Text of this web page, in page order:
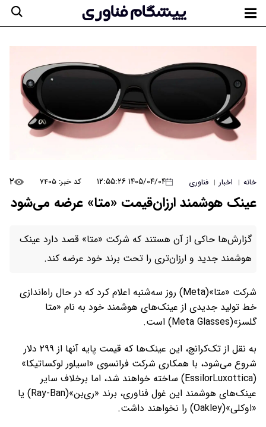
خانه | اخبار | فناوری ۱۴۰۵/۰۴/۰۴ ۱۲:۵۵:۲۶ کد خبر: ۷۴۰۵ ۲
عینک هوشمند ارزان‌قیمت «متا» عرضه می‌شود
گزارش‌ها حاکی از آن هستند که شرکت «متا» قصد دارد عینک
هوشمند جدید و ارزان‌تری را تحت برند خود عرضه کند.
شرکت «متا»(Meta) روز سه‌شنبه اعلام کرد که در حال راه‌اندازی
خط تولید جدیدی از عینک‌های هوشمند خود به نام «متا
گلسز»(Meta Glasses) است.
به نقل از تک‌کرانچ، این عینک‌ها که قیمت پایه آنها از ۲۹۹ دلار
شروع می‌شود، با همکاری شرکت فرانسوی «اسیلور لوکساتیکا»
(EssilorLuxottica) ساخته خواهند شد، اما برخلاف سایر
عینک‌های هوشمند این غول فناوری، برند «ری‌بن»(Ray-Ban) یا
«اوکلی»(Oakley) را نخواهند داشت.